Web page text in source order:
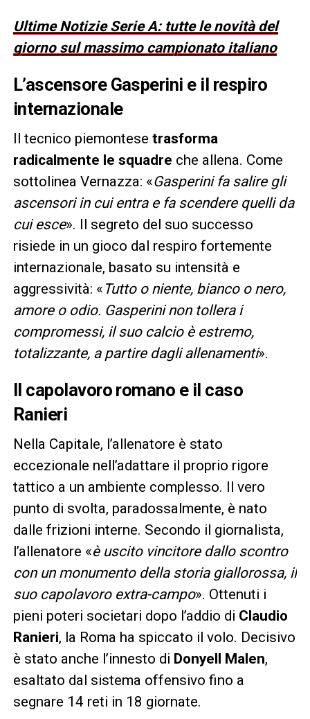
Ultime Notizie Serie A: tutte le novità del
giorno sul massimo campionato italiano
L’ascensore Gasperini e il respiro
internazionale
Il tecnico piemontese trasforma
radicalmente le squadre che allena. Come
sottolinea Vernazza: «Gasperini fa salire gli
ascensori in cui entra e fa scendere quelli da
cui esce». Il segreto del suo successo
risiede in un gioco dal respiro fortemente
internazionale, basato su intensità e
aggressività: « Tutto o niente, bianco o nero,
amore o odio. Gasperini non tollera i
compromessi, il suo calcio è estremo,
totalizzante, a partire dagli allenamenti».
Il capolavoro romano e il caso
Ranieri
Nella Capitale, l’allenatore è stato
eccezionale nell’adattare il proprio rigore
tattico a un ambiente complesso. Il vero
punto di svolta, paradossalmente, è nato
dalle frizioni interne. Secondo il giornalista,
l’allenatore «è uscito vincitore dallo scontro
con un monumento della storia giallorossa, il
suo capolavoro extra-campo». Ottenuti i
pieni poteri societari dopo l’addio di Claudio
Ranieri, la Roma ha spiccato il volo. Decisivo
è stato anche l’innesto di Donyell Malen,
esaltato dal sistema offensivo fino a
segnare 14 reti in 18 giornate.